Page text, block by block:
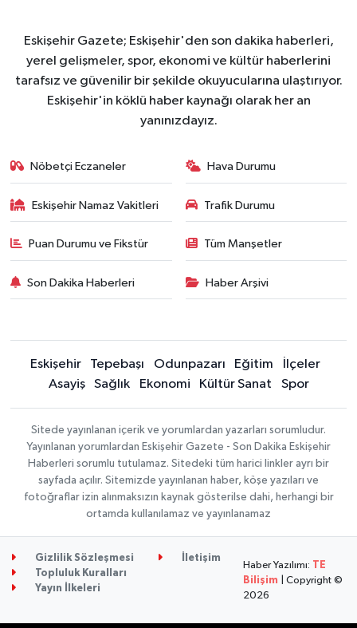
Eskişehir Gazete; Eskişehir'den son dakika haberleri,
yerel gelişmeler, spor, ekonomi ve kültür haberlerini
tarafsız ve güvenilir bir şekilde okuyucularına ulaştırıyor.
Eskişehir'in köklü haber kaynağı olarak her an
yanınızdayız.
Nöbetçi Eczaneler Hava Durumu
Eskişehir Namaz Vakitleri Trafik Durumu
Puan Durumu ve Fikstür Tüm Manşetler
Son Dakika Haberleri Haber Arşivi
Eskişehir Tepebaşı Odunpazarı Eğitim
İlçeler
Asayiş
Sağlık Ekonomi Kültür Sanat Spor
Sitede yayınlanan içerik ve yorumlardan yazarları sorumludur.
Yayınlanan yorumlardan Eskişehir Gazete - Son Dakika Eskişehir
Haberleri sorumlu tutulamaz. Sitedeki tüm harici linkler ayrı bir
sayfada açılır. Sitemizde yayınlanan haber, köşe yazıları ve
fotoğraflar izin alınmaksızın kaynak gösterilse dahi, herhangi bir
ortamda kullanılamaz ve yayınlanamaz
Gizlilik Sözleşmesi
İletişim
Topluluk Kuralları
Yayın İlkeleri
Haber Yazılımı: TE
Bilişim | Copyright ©
2026